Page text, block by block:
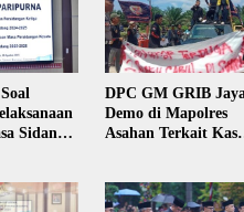
Sidang
DPC GM GRIB
Demo di Mapolres
Asahan Terkait